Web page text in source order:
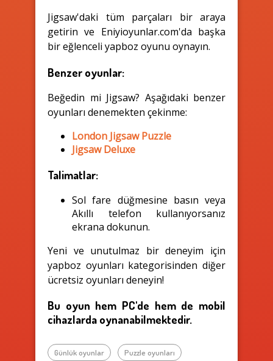
Jigsaw'daki tüm parçaları bir araya
getirin ve Eniyioyunlar.com'da başka
bir eğlenceli yapboz oyunu oynayın.
Benzer oyunlar:
Beğedin mi Jigsaw? Aşağıdaki benzer
oyunları denemekten çekinme:
London Jigsaw Puzzle
Jigsaw Deluxe
Talimatlar:
Sol fare düğmesine basın veya
Akıllı telefon kullanıyorsanız
ekrana dokunun.
Yeni ve unutulmaz bir deneyim için
yapboz oyunları kategorisinden diğer
ücretsiz oyunları deneyin!
Bu oyun hem PC'de hem de mobil
cihazlarda oynanabilmektedir.
Günlük oyunlar Puzzle oyunları